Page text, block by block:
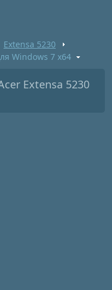
Extensa 5230
Windows 7 x64
Extensa 5230